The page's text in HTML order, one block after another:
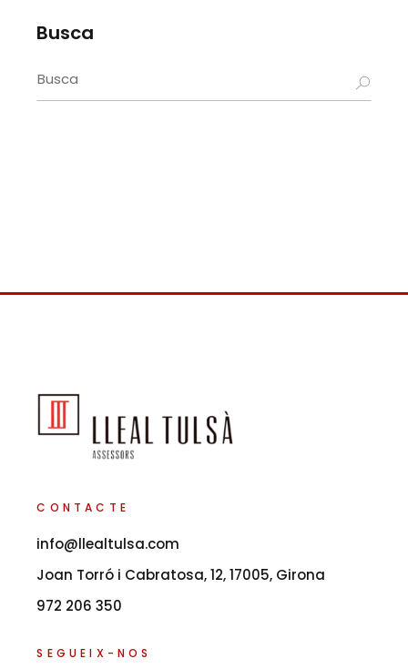
Busca
Search
for:
CONTACTE
info@llealtulsa.com
Joan Torró i Cabratosa, 12, 17005, Girona
972 206 350
SEGUEIX-NOS